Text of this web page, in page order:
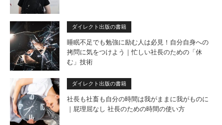
ダイレクト出版の書籍
睡眠不足でも勉強に励む人は必見！自分自身への
拷問に気をつけよう｜忙しい社長のための「休
む」技術
ダイレクト出版の書籍
社長も社畜も自分の時間は我がままに我がものに
｜屁理屈なし 社長のための時間の使い方